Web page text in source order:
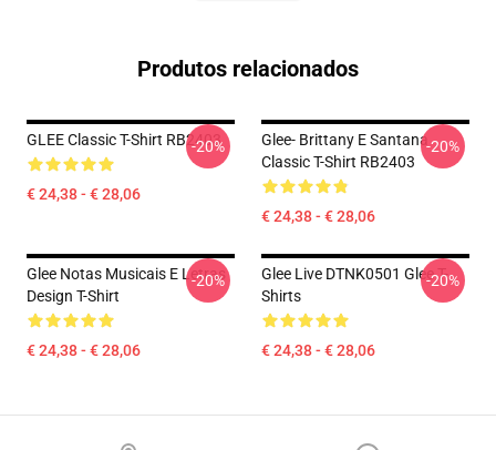
Produtos relacionados
GLEE Classic T-Shirt RB2403
€ 24,38 - € 28,06
-20%
Glee- Brittany E Santana
Classic T-Shirt RB2403
€ 24,38 - € 28,06
-20%
Glee Notas Musicais E Letras
Design T-Shirt
€ 24,38 - € 28,06
-20%
Glee Live DTNK0501 Glee T-
Shirts
€ 24,38 - € 28,06
-20%